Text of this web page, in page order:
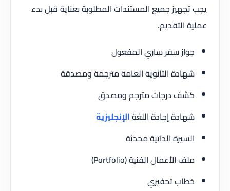
يجب تجهيز جميع المستندات المطلوبة بعناية قبل بدء
عملية التقديم.
جواز سفر ساري المفعول
شهادة الثانوية العامة مترجمة ومصدقة
كشف درجات مترجم ومصدق
شهادة إجادة اللغةالإنجليزية
السيرة الذاتية محدثة
ملف الأعمال الفنية (Portfolio)
خطاب تحفيزي